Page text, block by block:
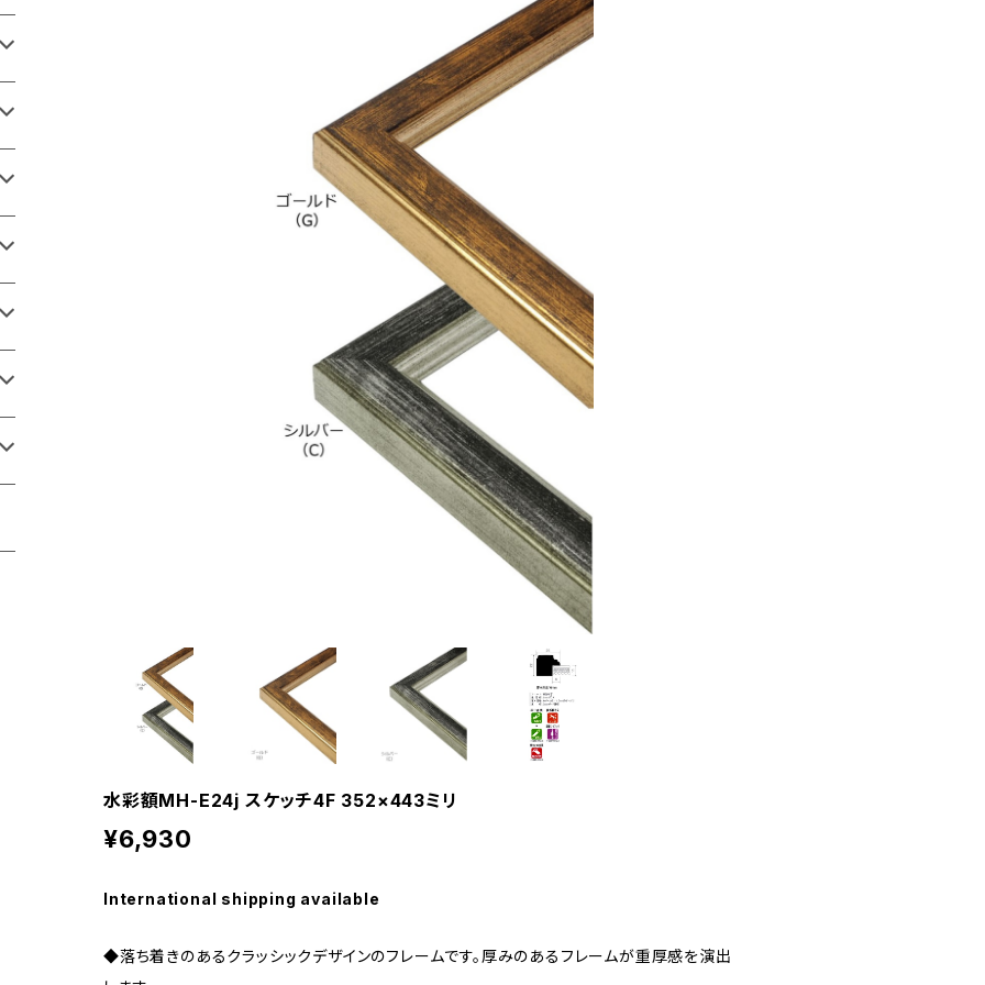
水彩額MH-E24j スケッチ4F 352×443ミリ
¥6,930
International shipping available
◆落ち着きのあるクラッシックデザインのフレームです。厚みのあるフレームが重厚感を演出